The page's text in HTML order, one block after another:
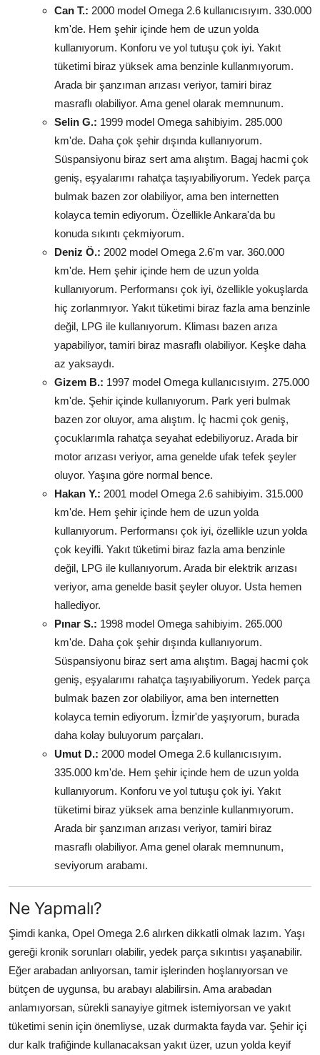
Can T.: 2000 model Omega 2.6 kullanıcısıyım. 330.000
km'de. Hem şehir içinde hem de uzun yolda
kullanıyorum. Konforu ve yol tutuşu çok iyi. Yakıt
tüketimi biraz yüksek ama benzinle kullanmıyorum.
Arada bir şanzıman arızası veriyor, tamiri biraz
masraflı olabiliyor. Ama genel olarak memnunum.
Selin G.: 1999 model Omega sahibiyim. 285.000
km'de. Daha çok şehir dışında kullanıyorum.
Süspansiyonu biraz sert ama alıştım. Bagaj hacmi çok
geniş, eşyalarımı rahatça taşıyabiliyorum. Yedek parça
bulmak bazen zor olabiliyor, ama ben internetten
kolayca temin ediyorum. Özellikle Ankara'da bu
konuda sıkıntı çekmiyorum.
Deniz Ö.: 2002 model Omega 2.6'm var. 360.000
km'de. Hem şehir içinde hem de uzun yolda
kullanıyorum. Performansı çok iyi, özellikle yokuşlarda
hiç zorlanmıyor. Yakıt tüketimi biraz fazla ama benzinle
değil, LPG ile kullanıyorum. Kliması bazen arıza
yapabiliyor, tamiri biraz masraflı olabiliyor. Keşke daha
az yaksaydı.
Gizem B.: 1997 model Omega kullanıcısıyım. 275.000
km'de. Şehir içinde kullanıyorum. Park yeri bulmak
bazen zor oluyor, ama alıştım. İç hacmi çok geniş,
çocuklarımla rahatça seyahat edebiliyoruz. Arada bir
motor arızası veriyor, ama genelde ufak tefek şeyler
oluyor. Yaşına göre normal bence.
Hakan Y.: 2001 model Omega 2.6 sahibiyim. 315.000
km'de. Hem şehir içinde hem de uzun yolda
kullanıyorum. Performansı çok iyi, özellikle uzun yolda
çok keyifli. Yakıt tüketimi biraz fazla ama benzinle
değil, LPG ile kullanıyorum. Arada bir elektrik arızası
veriyor, ama genelde basit şeyler oluyor. Usta hemen
hallediyor.
Pınar S.: 1998 model Omega sahibiyim. 265.000
km'de. Daha çok şehir dışında kullanıyorum.
Süspansiyonu biraz sert ama alıştım. Bagaj hacmi çok
geniş, eşyalarımı rahatça taşıyabiliyorum. Yedek parça
bulmak bazen zor olabiliyor, ama ben internetten
kolayca temin ediyorum. İzmir'de yaşıyorum, burada
daha kolay buluyorum parçaları.
Umut D.: 2000 model Omega 2.6 kullanıcısıyım.
335.000 km'de. Hem şehir içinde hem de uzun yolda
kullanıyorum. Konforu ve yol tutuşu çok iyi. Yakıt
tüketimi biraz yüksek ama benzinle kullanmıyorum.
Arada bir şanzıman arızası veriyor, tamiri biraz
masraflı olabiliyor. Ama genel olarak memnunum,
seviyorum arabamı.
Ne Yapmalı?
Şimdi kanka, Opel Omega 2.6 alırken dikkatli olmak lazım. Yaşı
gereği kronik sorunları olabilir, yedek parça sıkıntısı yaşanabilir.
Eğer arabadan anlıyorsan, tamir işlerinden hoşlanıyorsan ve
bütçen de uygunsa, bu arabayı alabilirsin. Ama arabadan
anlamıyorsan, sürekli sanayiye gitmek istemiyorsan ve yakıt
tüketimi senin için önemliyse, uzak durmakta fayda var. Şehir içi
dur kalk trafiğinde kullanacaksan yakıt üzer, uzun yolda keyif